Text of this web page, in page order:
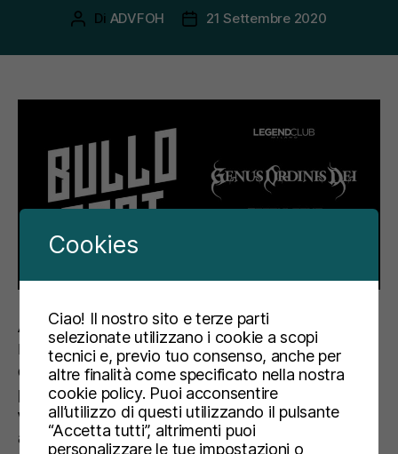
Autore
Di ADVFOH
Data21 Settembre 2020
A un anno dalla sua prima edizione, torna al
Legend Club di Milano il Bullo Fest, la grande festa
organizzata da Associazione Dario Valentini F.O.H.
per celebrare il compleanno di Dario.La nostra
voglia di fare del sano casino non sarà di certo
arrestata dal virus, ma la serata si svolgerà in
Cookies
Ciao! Il nostro sito e terze parti
selezionate utilizzano i cookie a scopi
tecnici e, previo tuo consenso, anche per
altre finalità come specificato nella nostra
cookie policy. Puoi acconsentire
all’utilizzo di questi utilizzando il pulsante
“Accetta tutti”, altrimenti puoi
personalizzare le tue impostazioni o